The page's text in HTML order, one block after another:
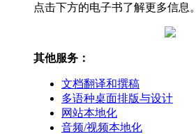
点击下方的电子书了解更多信息。
其他服务：
文档翻译和撰稿
多语种桌面排版与设计
网站本地化
音频/视频本地化